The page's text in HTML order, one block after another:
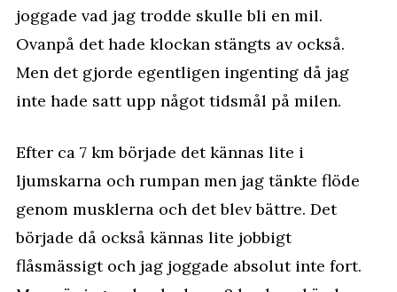
joggade vad jag trodde skulle bli en mil.
Ovanpå det hade klockan stängts av också.
Men det gjorde egentligen ingenting då jag
inte hade satt upp något tidsmål på milen.
Efter ca 7 km började det kännas lite i
ljumskarna och rumpan men jag tänkte flöde
genom musklerna och det blev bättre. Det
började då också kännas lite jobbigt
flåsmässigt och jag joggade absolut inte fort.